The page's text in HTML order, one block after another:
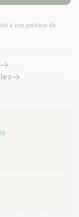
à vos poteaux de